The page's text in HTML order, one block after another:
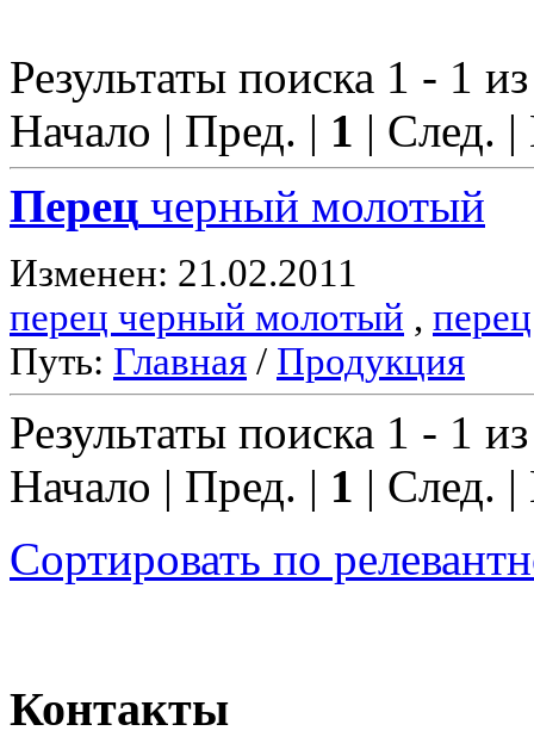
Результаты поиска 1 - 1
Начало | Пред. | 1 | След.
Перец черный молотый
Изменен: 21.02.2011
перец черный молотый , перец
Путь: Главная / Продукция
Результаты поиска 1 - 1
Начало | Пред. | 1 | След.
Сортировать по
Контакты